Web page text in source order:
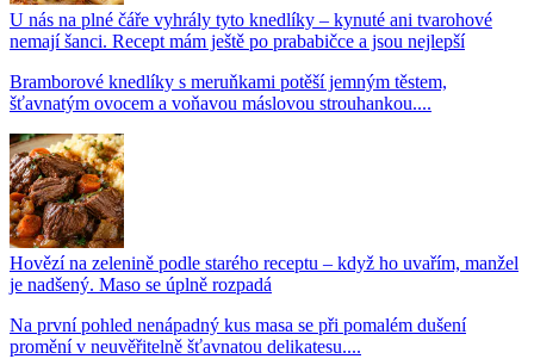
U nás na plné čáře vyhrály tyto knedlíky – kynuté ani tvarohové
nemají šanci. Recept mám ještě po prababičce a jsou nejlepší
Bramborové knedlíky s meruňkami potěší jemným těstem,
šťavnatým ovocem a voňavou máslovou strouhankou....
Hovězí na zelenině podle starého receptu – když ho uvařím, manžel
je nadšený. Maso se úplně rozpadá
Na první pohled nenápadný kus masa se při pomalém dušení
promění v neuvěřitelně šťavnatou delikatesu....